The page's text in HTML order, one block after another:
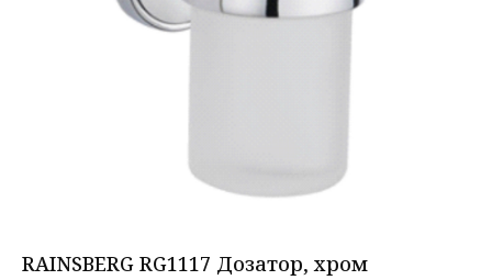
RAINSBERG RG1117 Дозатор, хром